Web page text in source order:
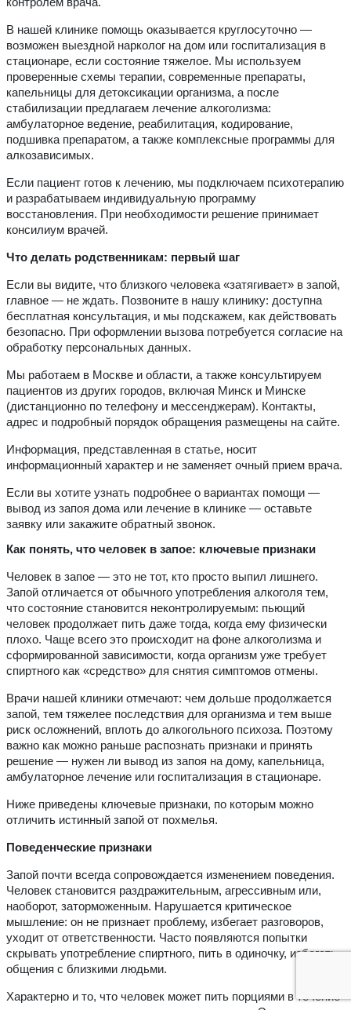
В нашей клинике помощь оказывается круглосуточно —
возможен выездной нарколог на дом или госпитализация в
стационаре, если состояние тяжелое. Мы используем
проверенные схемы терапии, современные препараты,
капельницы для детоксикации организма, а после
стабилизации предлагаем лечение алкоголизма:
амбулаторное ведение, реабилитация, кодирование,
подшивка препаратом, а также комплексные программы для
алкозависимых.
Если пациент готов к лечению, мы подключаем психотерапию
и разрабатываем индивидуальную программу
восстановления. При необходимости решение принимает
консилиум врачей.
Что делать родственникам: первый шаг
Если вы видите, что близкого человека «затягивает» в запой,
главное — не ждать. Позвоните в нашу клинику: доступна
бесплатная консультация, и мы подскажем, как действовать
безопасно. При оформлении вызова потребуется согласие на
обработку персональных данных.
Мы работаем в Москве и области, а также консультируем
пациентов из других городов, включая Минск и Минске
(дистанционно по телефону и мессенджерам). Контакты,
адрес и подробный порядок обращения размещены на сайте.
Информация, представленная в статье, носит
информационный характер и не заменяет очный прием врача.
Если вы хотите узнать подробнее о вариантах помощи —
вывод из запоя дома или лечение в клинике — оставьте
заявку или закажите обратный звонок.
Как понять, что человек в запое: ключевые признаки
Человек в запое — это не тот, кто просто выпил лишнего.
Запой отличается от обычного употребления алкоголя тем,
что состояние становится неконтролируемым: пьющий
человек продолжает пить даже тогда, когда ему физически
плохо. Чаще всего это происходит на фоне алкоголизма и
сформированной зависимости, когда организм уже требует
спиртного как «средство» для снятия симптомов отмены.
Врачи нашей клиники отмечают: чем дольше продолжается
запой, тем тяжелее последствия для организма и тем выше
риск осложнений, вплоть до алкогольного психоза. Поэтому
важно как можно раньше распознать признаки и принять
решение — нужен ли вывод из запоя на дому, капельница,
амбулаторное лечение или госпитализация в стационаре.
Ниже приведены ключевые признаки, по которым можно
отличить истинный запой от похмелья.
Поведенческие признаки
Запой почти всегда сопровождается изменением поведения.
Человек становится раздражительным, агрессивным или,
наоборот, заторможенным. Нарушается критическое
мышление: он не признает проблему, избегает разговоров,
уходит от ответственности. Часто появляются попытки
скрывать употребление спиртного, пить в одиночку, избегать
общения с близкими людьми.
Характерно и то, что человек может пить порциями в течение